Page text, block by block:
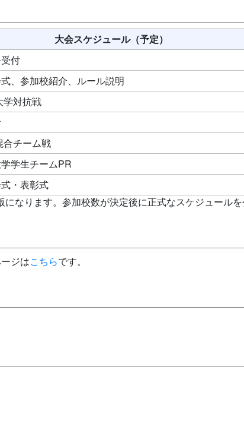
大会スケジュール（予定）
付
、参加校紹介、ルール説明
対抗戦
チーム戦
学生チームPR
・表彰式
なります。参加校数が決定後に正式なスケジュール
ジはこちらです。